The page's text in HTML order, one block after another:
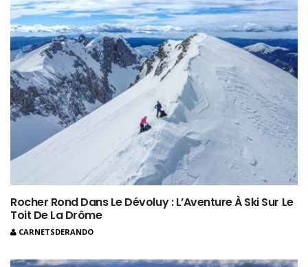
Rocher Rond Dans Le Dévoluy : L’Aventure À Ski Sur Le
Toit De La Drôme
CARNETSDERANDO